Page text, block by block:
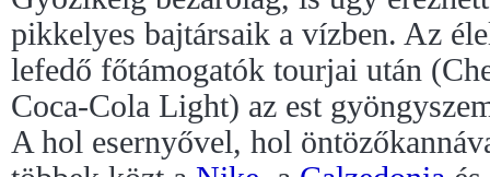
pikkelyes bajtársaik a vízben. Az
lefedő főtámogatók tourjai után
Coca-Cola Light) az est
A hol esernyővel, hol